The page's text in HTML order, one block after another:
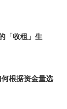
「收租」生
根据资金量选